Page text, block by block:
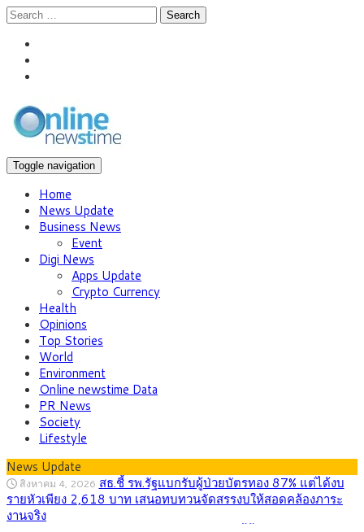
Search
Toggle navigation
Home
News Update
Business News
Event
Digi News
Apps Update
Crypto Currency
Health
Opinions
Top Stories
World
Environment
Online newstime Data
PR News
Society
Lifestyle
News Update
สิงหาคม 4, 2026 สธ.ชี้ รพ.รัฐแบกรับผู้ป่วยบัตรทอง 87% แต่ได้งบ
รายหัวเพียง 2,618 บาท เสนอทบทวนจัดสรรงบให้สอดคล้องภาระ
งานจริง
สิงหาคม 3, 2026 กรุงศรี คาดเงินบาทสัปดาห์นี้ซื้อขายในกรอบ
33.00-33.60 ติดตามข้อมูลจ้างงานสหรัฐฯ